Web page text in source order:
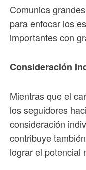
Comunica
para enfocar los
importantes con
Consideración
Mientras que el
los seguidores
consideración
contribuye
lograr el potencial